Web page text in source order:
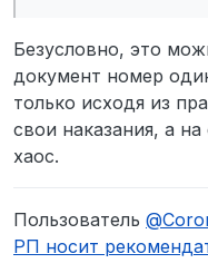
Безусловно, это
документ номер
только исходя из
свои наказания, а
хаос.
Пользователь @
РП носит